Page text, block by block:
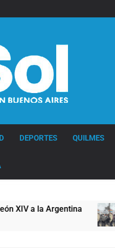
DEPORTES QUILMES
la Argentina